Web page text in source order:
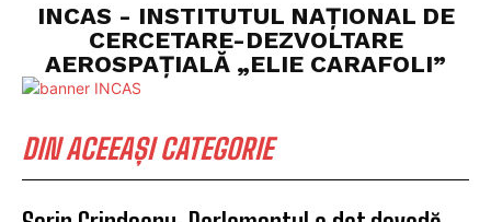
INCAS - INSTITUTUL NAȚIONAL DE
CERCETARE-DEZVOLTARE
AEROSPAȚIALĂ „ELIE CARAFOLI”
DIN ACEEAȘI CATEGORIE